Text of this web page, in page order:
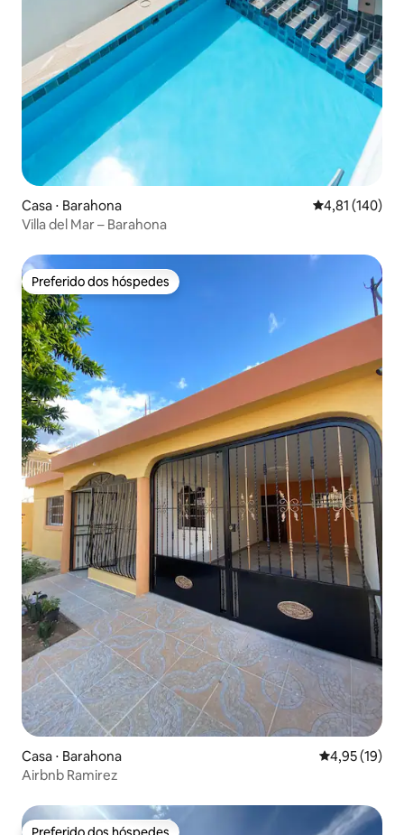
Casa ⋅ Barahona 4,81 de uma
4,81 (140)
Villa del Mar – Barahona
Preferido dos hóspedes
Preferido dos hóspedes
Casa ⋅ Barahona 4,95 de uma
4,95 (19)
Airbnb Ramirez